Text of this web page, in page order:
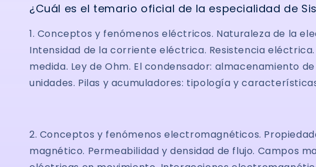
¿Cuál es el temario oficial de la especialidad de
1. Conceptos y fenómenos eléctricos. Naturaleza de la
Intensidad de la corriente eléctrica. Resistencia
medida. Ley de Ohm. El condensador: almacenamiento
unidades. Pilas y acumuladores: tipología y
2. Conceptos y fenómenos electromagnéticos.
magnético. Permeabilidad y densidad de flujo. Campos